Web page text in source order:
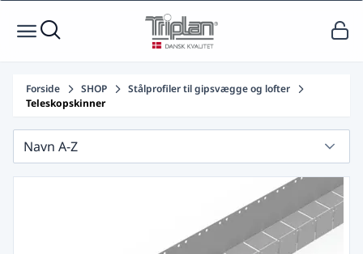
Forside SHOP
Stålprofiler til gipsvægge og lofter
Teleskopskinner
Navn A-Z